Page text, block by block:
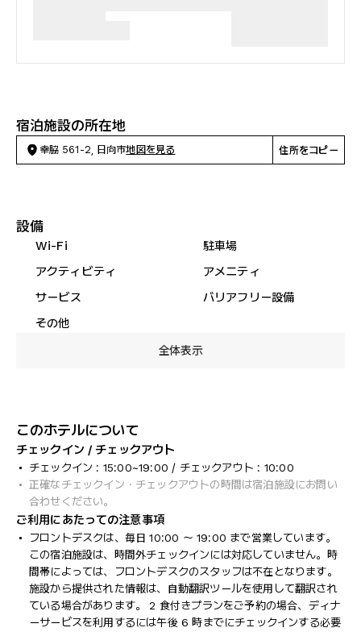
宿泊施設の所在地
幸脇 561-2, 日向市地図を見る 住所をコピー
設備
Wi-Fi
駐車場
アクティビティ
アメニティ
サービス
バリアフリー設備
その他
全体表示
このホテルについて
チェックイン / チェックアウト
チェックイン : 15:00~19:00 / チェックアウト : 10:00
正確なチェックイン・チェックアウトの時間は宿泊施設にお問い
合わせください。
ご利用にあたっての注意事項
フロントデスクは、毎日 10:00 ～ 19:00 まで営業しています。
この宿泊施設は、時間外チェックインには対応していません。時
間帯によっては、フロントデスクのスタッフは不在となります。
施設から提供された情報は、自動翻訳ツールを使用して翻訳され
ている場合があります。 2 食付きプランをご予約の場合、ディナ
ーサービスを利用するには午後 6 時までにチェックインする必要